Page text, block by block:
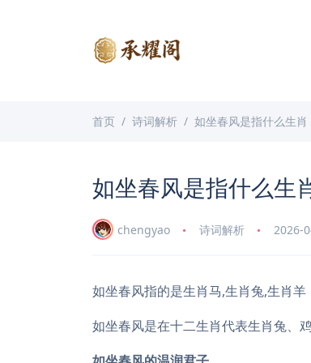
首页 诗词解析 如坐春风是指什么生
如坐春风是指什么生
chengyao 诗词解析 2026-
如坐春风指的是生肖马,生肖兔,生肖羊
如坐春风是在十二生肖代表生肖兔、